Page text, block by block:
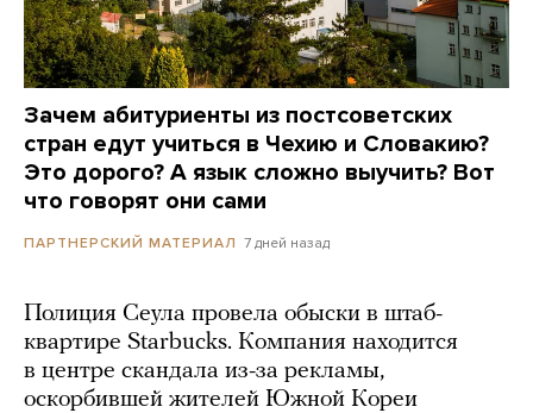
Зачем абитуриенты из постсоветских
стран едут учиться в Чехию и Словакию?
Это дорого? А язык сложно выучить? Вот
что говорят они сами
ПАРТНЕРСКИЙ МАТЕРИАЛ 7 дней назад
Полиция Сеула провела обыски в штаб-
квартире Starbucks. Компания находится
в центре скандала из-за рекламы,
оскорбившей жителей Южной Кореи